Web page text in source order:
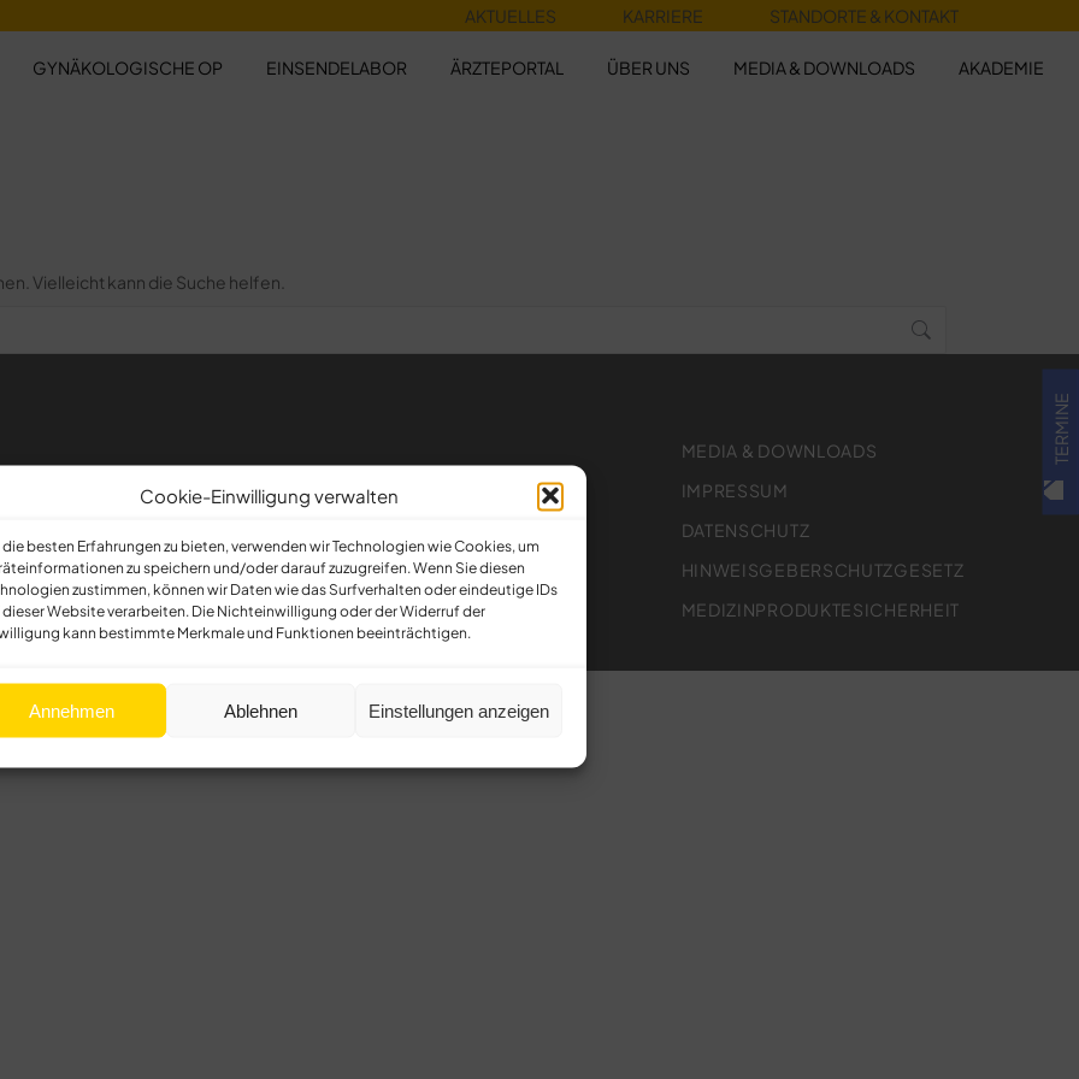
Cookie-Einwilligung verwalten
die besten Erfahrungen zu bieten, verwenden wir Technologien wie Cookies, um
zu speichern und/oder darauf zuzugreifen. Wenn Sie diesen
zustimmen, können wir Daten wie das Surfverhalten oder eindeutige IDs
Website verarbeiten. Die Nichteinwilligung oder der Widerruf der
kann bestimmte Merkmale und Funktionen beeinträchtigen.
Annehmen Ablehnen Einstellungen anzeigen
TERMINE
AKTUELLES KARRIERE STANDORTE & KONTAKT
GYNÄKOLOGISCHE OP EINSENDELABOR ÄRZTEPORTAL ÜBER UNS MEDIA & DOWNLOADS AKADEMIE
Vielleicht kann die Suche helfen.
MEDIA & DOWNLOADS
IMPRESSUM
DATENSCHUTZ
HINWEISGEBERSCHUTZGESETZ
MEDIZINPRODUKTESICHERHEIT